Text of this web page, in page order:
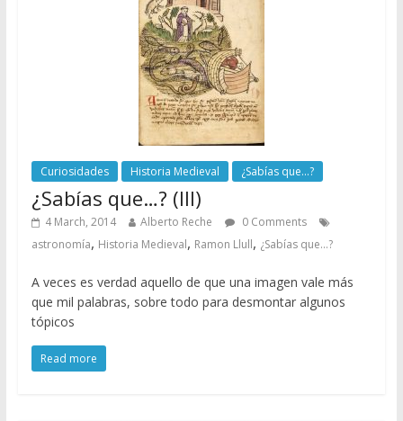
Curiosidades Historia Medieval ¿Sabías que...?
¿Sabías que…? (III)
4 March, 2014 Alberto Reche
0 Comments
astronomía, Historia Medieval, Ramon Llull, ¿Sabías que...?
A veces es verdad aquello de que una imagen vale más
que mil palabras, sobre todo para desmontar algunos
tópicos
Read more